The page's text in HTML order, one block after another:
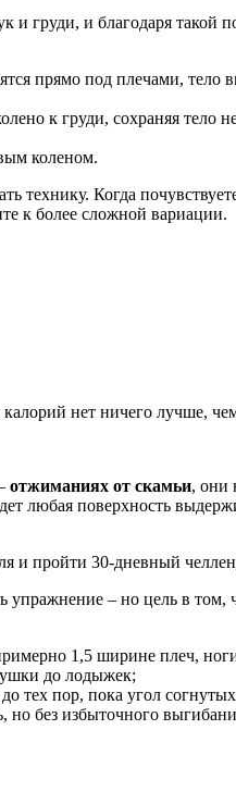
груди, и благодаря
прямо под плечами,
к груди, сохраняя
коленом.
технику. Когда
к более сложной вариации.
нет ничего лучше,
отжиманиях от скамьи, они
любая поверхность
и пройти 30-дневный
– но цель в
1,5 ширине плеч,
до лодыжек;
тех пор, пока угол согнутых
без избыточного